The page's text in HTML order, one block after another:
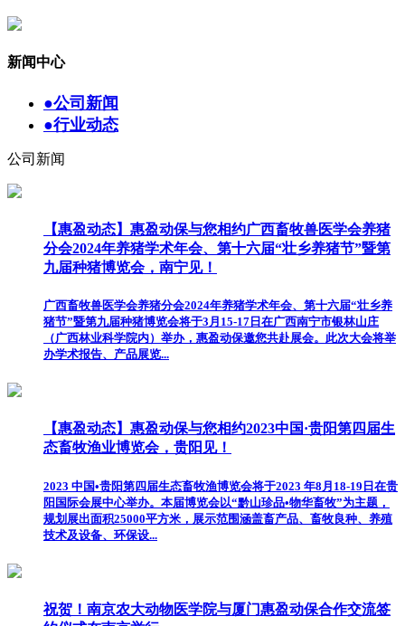
新闻中心
●公司新闻
●行业动态
公司新闻
【惠盈动态】惠盈动保与您相约广西畜牧兽医学会养猪
分会2024年养猪学术年会、第十六届“壮乡养猪节”暨第
九届种猪博览会，南宁见！
广西畜牧兽医学会养猪分会2024年养猪学术年会、第十六届“壮乡养
猪节”暨第九届种猪博览会将于3月15-17日在广西南宁市银林山庄
（广西林业科学院内）举办，惠盈动保邀您共赴展会。此次大会将举
办学术报告、产品展览...
【惠盈动态】惠盈动保与您相约2023中国·贵阳第四届生
态畜牧渔业博览会，贵阳见！
2023 中国•贵阳第四届生态畜牧渔博览会将于2023 年8月18-19日在贵
阳国际会展中心举办。本届博览会以“黔山珍品•物华畜牧”为主题，
规划展出面积25000平方米，展示范围涵盖畜产品、畜牧良种、养殖
技术及设备、环保设...
祝贺！南京农大动物医学院与厦门惠盈动保合作交流签